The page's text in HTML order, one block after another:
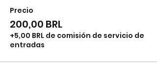
Precio
200,00 BRL
+5,00 BRL de comisión de servicio de
entradas